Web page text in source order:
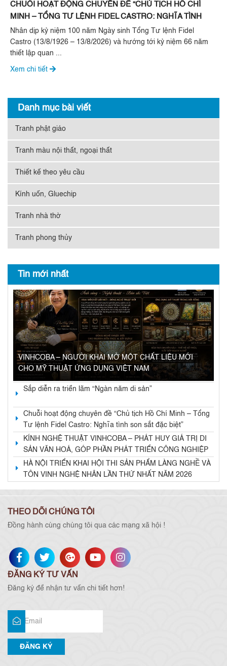
CHUỖI HOẠT ĐỘNG CHUYÊN ĐỀ “CHỦ TỊCH HỒ CHÍ
MINH – TỔNG TƯ LỆNH FIDEL CASTRO: NGHĨA TÌNH
SON SẮT ĐẶC BIỆT”
Nhân dịp kỷ niệm 100 năm Ngày sinh Tổng Tư lệnh Fidel
Castro (13/8/1926 – 13/8/2026) và hướng tới kỷ niệm 66 năm
thiết lập quan ...
Xem chi tiết
Danh mục bài viết
Tranh phật giáo
Tranh màu nội thất, ngoại thất
Thiết kế theo yêu cầu
Kính uốn, Gluechip
Tranh nhà thờ
Tranh phong thủy
Tin mới nhất
VINHCOBA – NGƯỜI KHAI MỞ MỘT CHẤT LIỆU MỚI
CHO MỸ THUẬT ỨNG DỤNG VIỆT NAM
Sắp diễn ra triển lãm “Ngàn năm di sản”
Chuỗi hoạt động chuyên đề “Chủ tịch Hồ Chí Minh – Tổng
Tư lệnh Fidel Castro: Nghĩa tình son sắt đặc biệt”
KÍNH NGHỆ THUẬT VINHCOBA – PHÁT HUY GIÁ TRỊ DI
SẢN VĂN HOÁ, GÓP PHẦN PHÁT TRIỂN CÔNG NGHIỆP
VĂN HOÁ VÀ KINH TẾ DI SẢN
HÀ NỘI TRIỂN KHAI HỘI THI SẢN PHẨM LÀNG NGHỀ VÀ
TÔN VINH NGHỆ NHÂN LẦN THỨ NHẤT NĂM 2026
THEO DÕI CHÚNG TÔI
Đồng hành cùng chúng tôi qua các mạng xã hội !
ĐĂNG KÝ TƯ VẤN
Đăng ký để nhận tư vấn chi tiết hơn!